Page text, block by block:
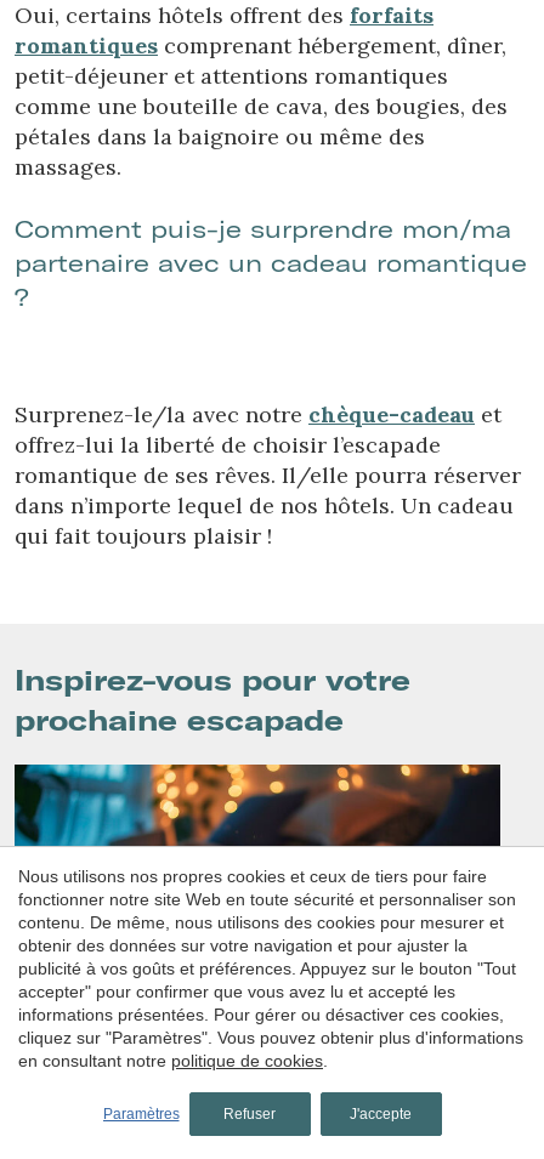
Oui, certains hôtels offrent des forfaits
romantiques comprenant hébergement, dîner,
petit-déjeuner et attentions romantiques
comme une bouteille de cava, des bougies, des
pétales dans la baignoire ou même des
massages.
Comment puis-je surprendre mon/ma
partenaire avec un cadeau romantique
?
Surprenez-le/la avec notre chèque-cadeau et
offrez-lui la liberté de choisir l’escapade
romantique de ses rêves. Il/elle pourra réserver
dans n’importe lequel de nos hôtels. Un cadeau
qui fait toujours plaisir !
Inspirez-vous pour votre
prochaine escapade
Hôtels romantiques en Catalogne
Vous recherchez la destination idéale pour
votre prochaine escapade en couple ? En
Catalogne, vous trouverez les meilleurs hôtels
Nous utilisons nos propres cookies et ceux de tiers pour faire
fonctionner notre site Web en toute sécurité et personnaliser son
contenu. De même, nous utilisons des cookies pour mesurer et
obtenir des données sur votre navigation et pour ajuster la
publicité à vos goûts et préférences. Appuyez sur le bouton "Tout
accepter" pour confirmer que vous avez lu et accepté les
informations présentées. Pour gérer ou désactiver ces cookies,
cliquez sur "Paramètres". Vous pouvez obtenir plus d'informations
en consultant notre politique de cookies
Paramètres Refuser J'accepte
Enregistrer les paramètres Tout accepter